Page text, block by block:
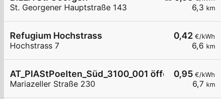
6,3 km
St. Georgener Hauptstraße 143
0,42 €/kWh
6,6 km
Refugium Hochstrass
Hochstrass 7
0,95 €/kWh
6,7 km
AT_PIAStPoelten_Süd_3100_001 öffentlich
Mariazeller Straße 230